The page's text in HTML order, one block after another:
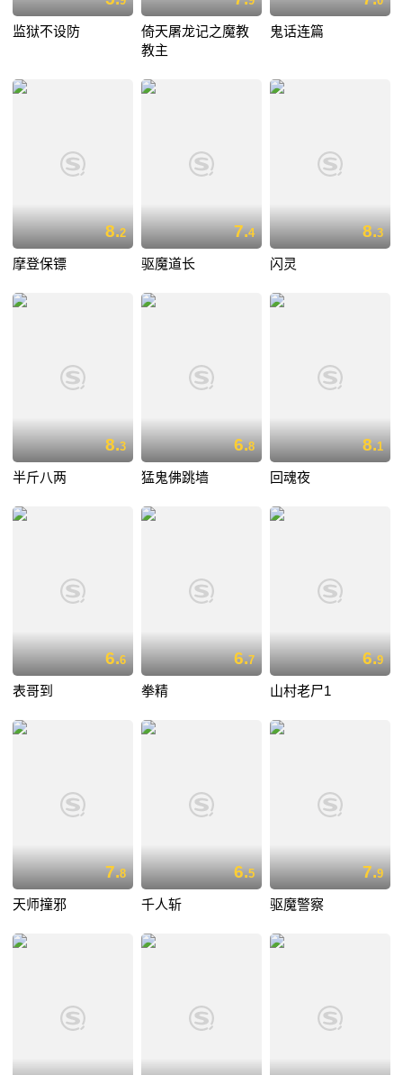
监狱不设防
倚天屠龙记之魔教
教主
鬼话连篇
8.2
摩登保镖
7.4
驱魔道长
8.3
闪灵
8.3
半斤八两
6.8
猛鬼佛跳墙
8.1
回魂夜
6.6
表哥到
6.7
拳精
6.9
山村老尸1
7.8
天师撞邪
6.5
千人斩
7.9
驱魔警察